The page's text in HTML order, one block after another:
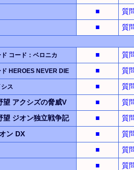
■ 質
■ 質
コード：ベロニカ ■ 質
HEROES NEVER DIE ■ 質
ス ■ 質
望 アクシズの脅威V ■ 質
望 ジオン独立戦争記 ■ 質
ンDX ■ 質
■ 質
■ 質